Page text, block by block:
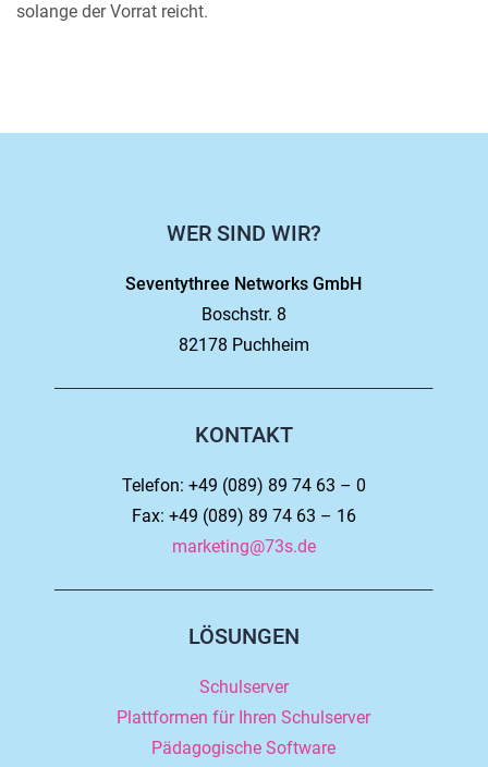
solange der Vorrat reicht.
WER SIND WIR?
Seventythree Networks GmbH
Boschstr. 8
82178 Puchheim
KONTAKT
Telefon: +49 (089) 89 74 63 – 0
Fax: +49 (089) 89 74 63 – 16
marketing@73s.de
LÖSUNGEN
Schulserver
Plattformen für Ihren Schulserver
Pädagogische Software